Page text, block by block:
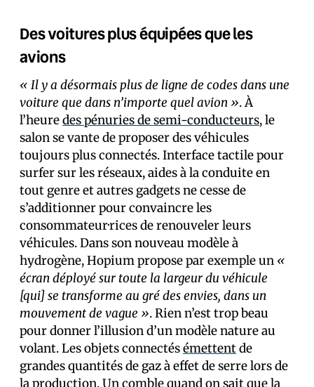
Des voitures plus équipées que les
avions
« Il y a désormais plus de ligne de codes dans une
voiture que dans n’importe quel avion ». À
l’heuredes pénuries de semi-conducteurs, le
salon se vante de proposer des véhicules
toujours plus connectés. Interface tactile pour
surfer sur les réseaux, aides à la conduite en
tout genre et autres gadgets ne cesse de
s’additionner pour convaincre les
consommateur·rices de renouveler leurs
véhicules. Dans son nouveau modèle à
hydrogène, Hopium propose par exemple un «
écran déployé sur toute la largeur du véhicule
[qui] se transforme au gré des envies, dans un
mouvement de vague ». Rien n’est trop beau
pour donner l’illusion d’un modèle nature au
volant. Les objets connectésémettentde
grandes quantités de gaz à effet de serre lors de
la production. Un comble quand on saitque la